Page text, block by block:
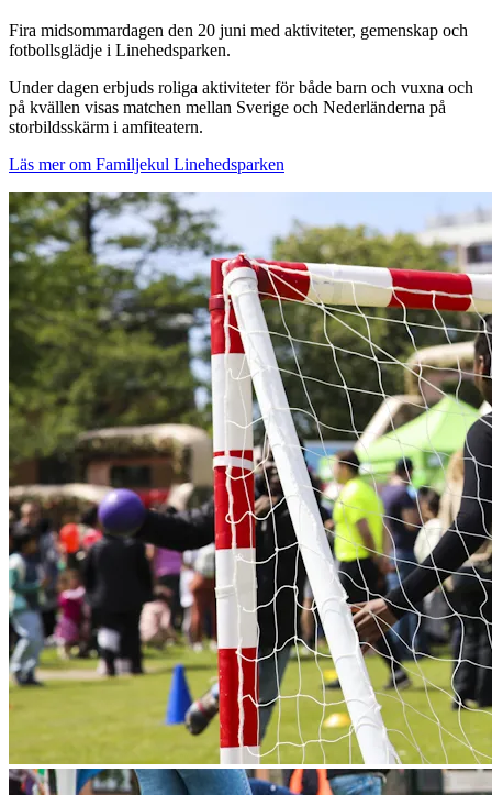
Fira midsommardagen den 20 juni med aktiviteter, gemenskap och
fotbollsglädje i Linehedsparken.
Under dagen erbjuds roliga aktiviteter för både barn och vuxna och
på kvällen visas matchen mellan Sverige och Nederländerna på
storbildsskärm i amfiteatern.
Läs mer om Familjekul Linehedsparken